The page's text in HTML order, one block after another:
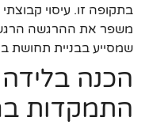
בתקופה זו. עיסוי
משפר את ההרגשה
שמסייע בבניית תחושת
הכנה בלידה
התמקדות